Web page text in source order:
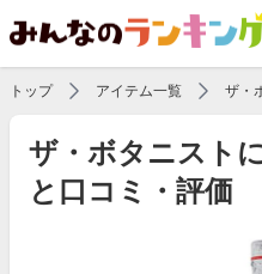
トップ アイテム一覧 ザ・
ザ・ボタニスト
と口コミ・評価